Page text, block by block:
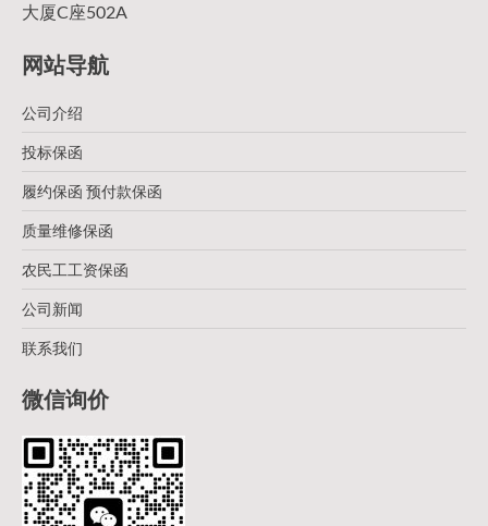
大厦C座502A
网站导航
公司介绍
投标保函
履约保函 预付款保函
质量维修保函
农民工工资保函
公司新闻
联系我们
微信询价